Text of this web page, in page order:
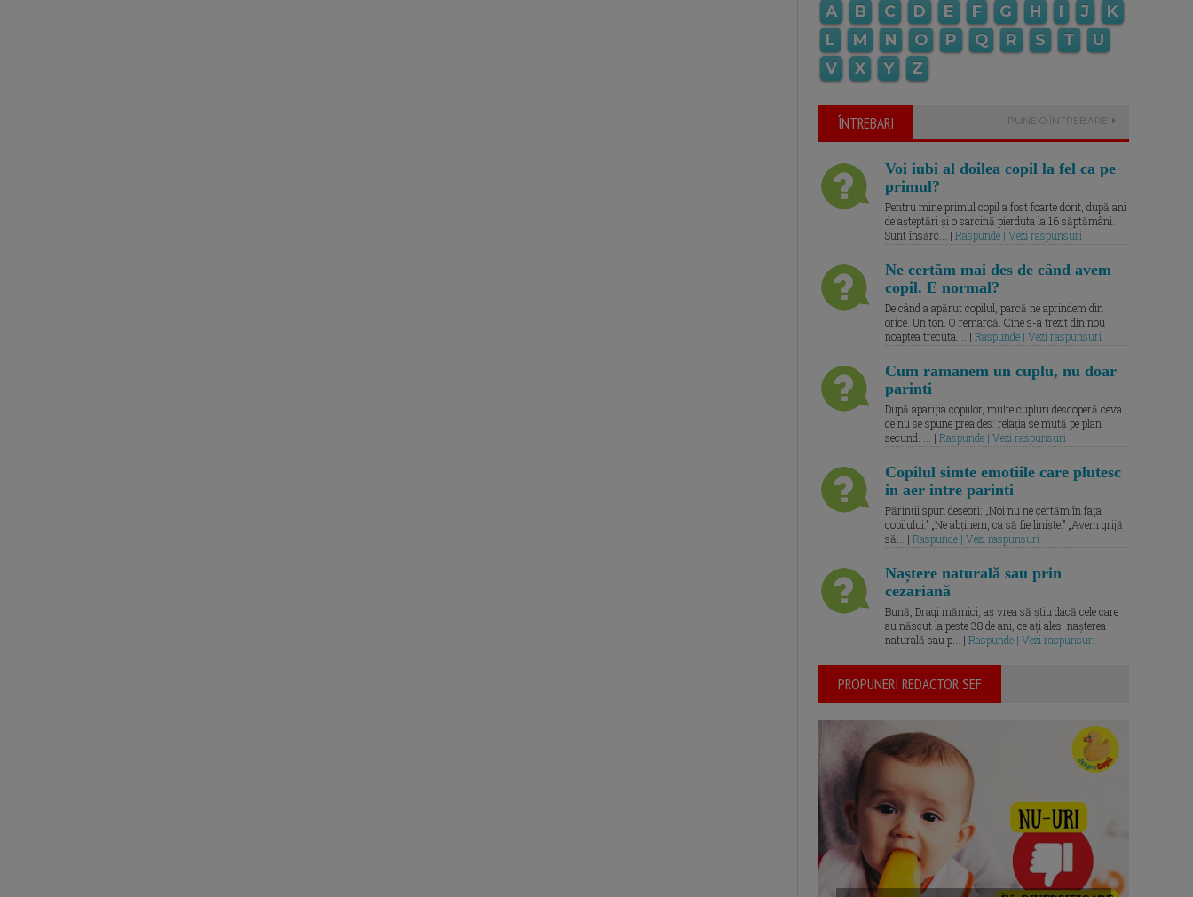
A B C D E F G H I J
K
L
M N O P Q R S T
U
V
X Y Z
ÎNTREBARI PUNE O ÎNTREBARE
Voi iubi al doilea copil la fel ca pe
primul?
Pentru mine primul copil a fost foarte dorit, după ani
de așteptări și o sarcină pierduta la 16 săptămâni.
Sunt însărc... | Raspunde | Vezi raspunsuri
Ne certăm mai des de când avem
copil. E normal?
De când a apărut copilul, parcă ne aprindem din
orice. Un ton. O remarcă. Cine s-a trezit din nou
noaptea trecuta.... | Raspunde | Vezi raspunsuri
Cum ramanem un cuplu, nu doar
parinti
După apariția copiilor, multe cupluri descoperă ceva
ce nu se spune prea des: relația se mută pe plan
secund. ... | Raspunde | Vezi raspunsuri
Copilul simte emotiile care plutesc
in aer intre parinti
Părinții spun deseori: „Noi nu ne certăm în fața
copilului.” „Ne abținem, ca să fie liniște.” „Avem grijă
să... | Raspunde | Vezi raspunsuri
Naștere naturală sau prin
cezariană
Bună, Dragi mămici, aș vrea să știu dacă cele care
au născut la peste 38 de ani, ce ați ales: nașterea
naturală sau p... | Raspunde | Vezi raspunsuri
PROPUNERI REDACTOR SEF